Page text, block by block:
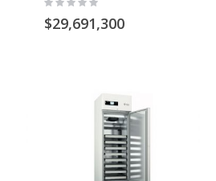
0%
$29,691,300